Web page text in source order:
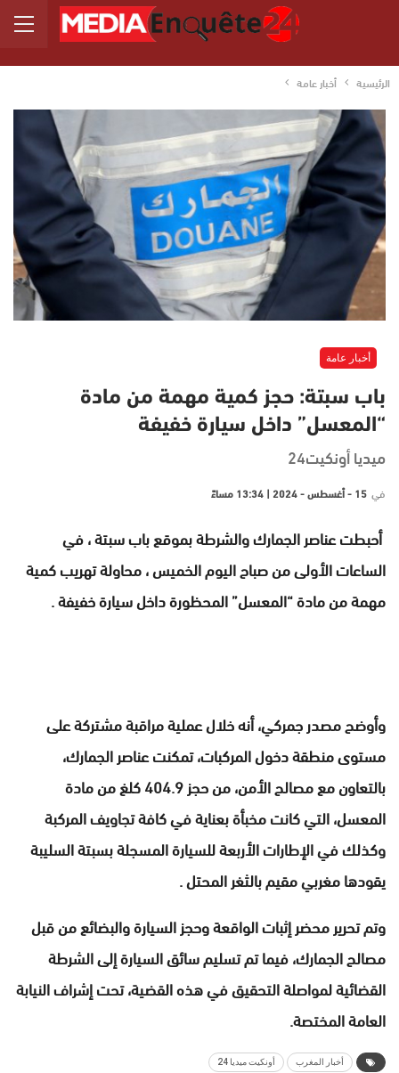
الرئيسية أخبار عامة
أخبار عامة
باب سبتة: حجز كمية مهمة من مادة
“المعسل” داخل سيارة خفيفة
ميديا أونكيت24
في 15 - أغسطس - 2024 | 13:34 مساءً
أحبطت عناصر الجمارك والشرطة بموقع باب سبتة ، في
الساعات الأولى من صباح اليوم الخميس ، محاولة تهريب كمية
مهمة من مادة “المعسل” المحظورة داخل سيارة خفيفة .
وأوضح مصدر جمركي، أنه خلال عملية مراقبة مشتركة على
مستوى منطقة دخول المركبات، تمكنت عناصر الجمارك،
بالتعاون مع مصالح الأمن، من حجز 404.9 كلغ من مادة
المعسل، التي كانت مخبأة بعناية في كافة تجاويف المركبة
وكذلك في الإطارات الأربعة للسيارة المسجلة بسبتة السليبة
يقودها مغربي مقيم بالثغر المحتل .
وتم تحرير محضر إثبات الواقعة وحجز السيارة والبضائع من قبل
مصالح الجمارك، فيما تم تسليم سائق السيارة إلى الشرطة
القضائية لمواصلة التحقيق في هذه القضية، تحت إشراف النيابة
العامة المختصة.
أخبار المغرب أونكيت ميديا 24